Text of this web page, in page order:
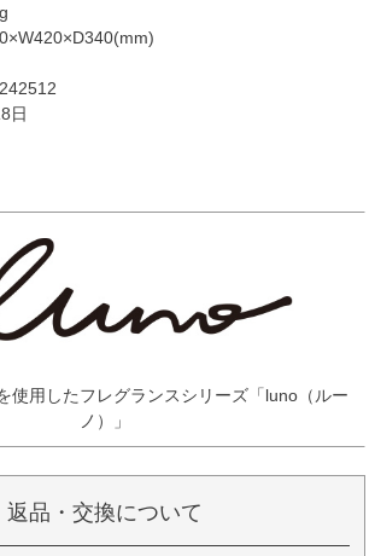
日
使用したフレグランスシリーズ「luno（ルー
ノ）」
返品・交換について